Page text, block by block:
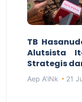
TB
Alutsista
Strategis
Aep A'iNk 21